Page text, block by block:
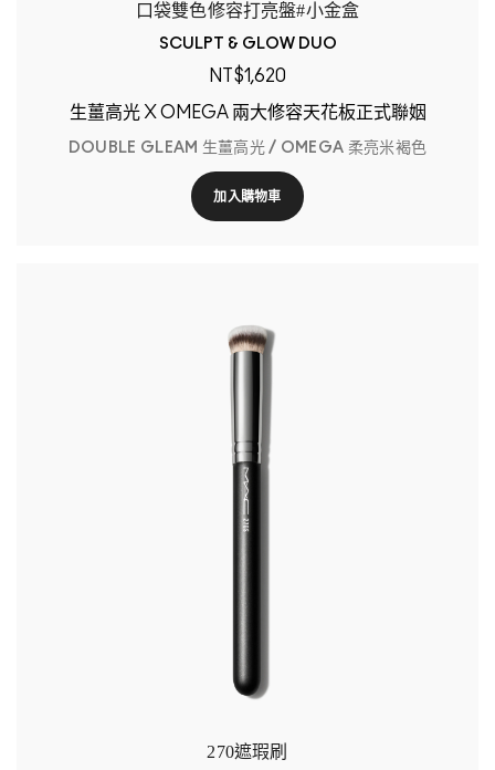
口袋雙色修容打亮盤#小金盒
SCULPT & GLOW DUO
NT$1,620
生薑高光 X OMEGA 兩大修容天花板正式聯姻
DOUBLE GLEAM 生薑高光 / OMEGA 柔亮米褐色
加入購物車
270遮瑕刷